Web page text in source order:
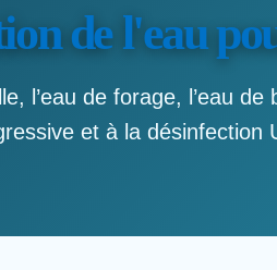
de l'eau
l’eau de forage, l’eau
et à la désinfection